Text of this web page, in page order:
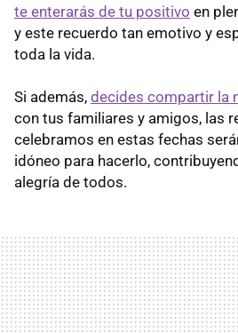
te enterarás de tu positivo en
y este recuerdo tan emotivo y
toda la vida.
Si además, decides compartir la
con tus familiares y amigos, las
celebramos en estas fechas
idóneo para hacerlo,
alegría de todos.